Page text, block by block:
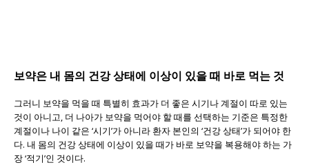
보약은 내 몸의 건강 상태에 이상이 있을 때 바로 먹는 것
그러니 보약을 먹을 때 특별히 효과가 더 좋은 시기나 계절이 따로 있는
것이 아니고, 더 나아가 보약을 먹어야 할 때를 선택하는 기준은 특정한
계절이나 나이 같은 ‘시기’가 아니라 환자 본인의 ‘건강 상태’가 되어야 한
다. 내 몸의 건강 상태에 이상이 있을 때가 바로 보약을 복용해야 하는 가
장 ‘적기’인 것이다.